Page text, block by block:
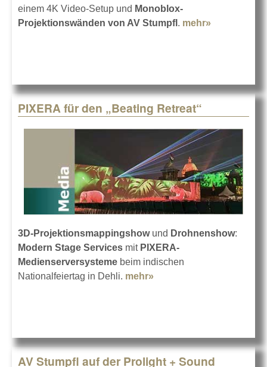
einem 4K Video-Setup und Monoblox-
Projektionswänden von AV Stumpfl . mehr»
PIXERA für den „Beating Retreat“
3D-Projektionsmappingshowund Drohnenshow:
Modern Stage Services mit PIXERA-
Medienserversysteme beim indischen
Nationalfeiertag in Dehli. mehr»
AV Stumpfl auf der Prolight + Sound